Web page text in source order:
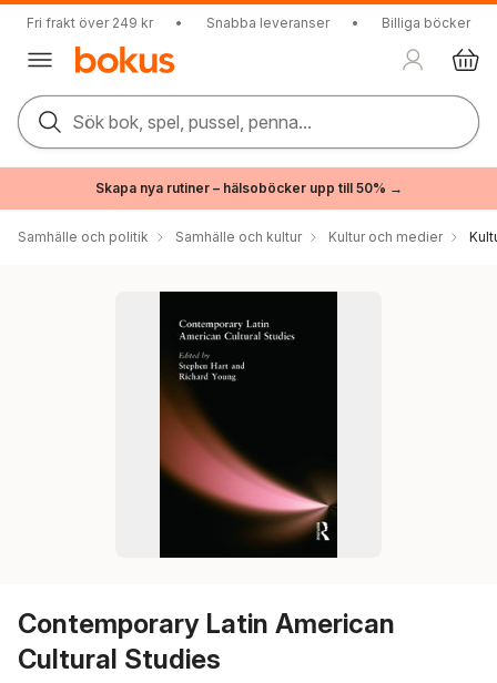
Fri frakt över 249 kr • Snabba leveranser • Billiga böcker
Sök bok, spel, pussel, penna...
Skapa nya rutiner – hälsoböcker upp till 50% →
Samhälle och politik Samhälle och kultur Kultur och medier
Contemporary Latin American
Cultural Studies